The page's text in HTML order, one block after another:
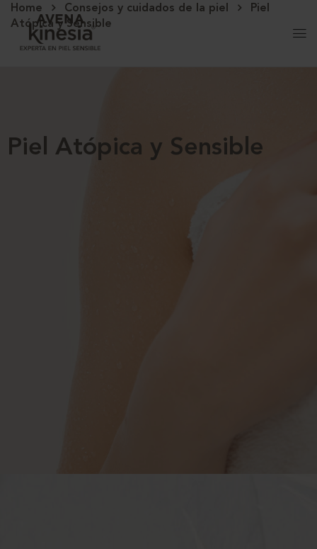
Home Consejos y cuidados de la piel
Piel
Atópica y Sensible
Piel Atópica y Sensible